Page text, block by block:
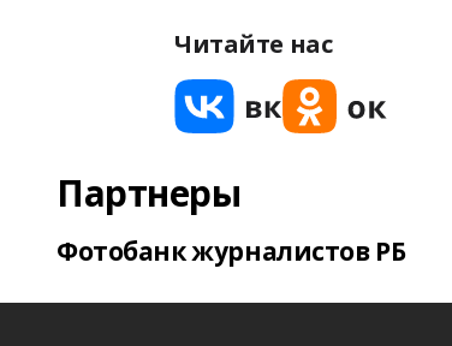
Читайте нас
Партнеры
Фотобанк журналистов РБ